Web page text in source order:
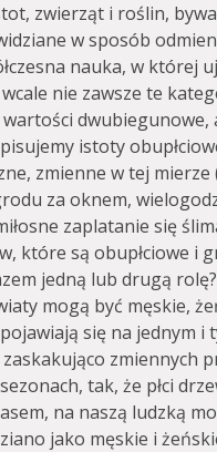
zwierząt i roślin,
w sposób
nauka, w której
nie zawsze te
dwubiegunowe,
istoty
zmienne w tej
za oknem,
zaplatanie się
które są obupłciowe i
jedną lub drugą
mogą być męskie,
się na jednym i
zmiennych
tak, że płci
na naszą ludzką
jako męskie i